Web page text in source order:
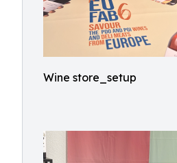
Wine store_setup